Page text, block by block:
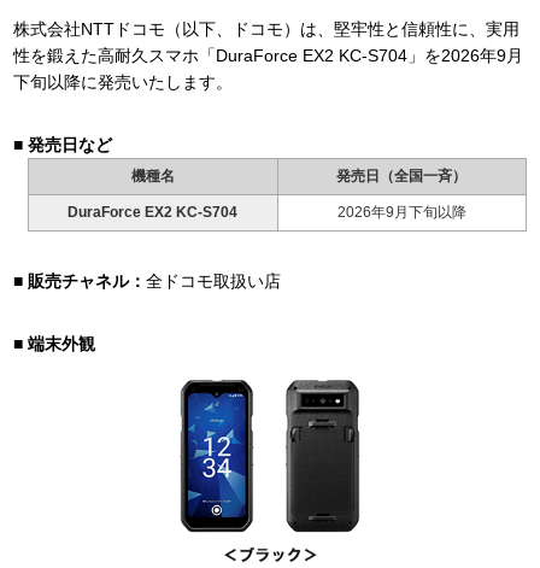
株式会社NTTドコモ（以下、ドコモ）は、堅牢性と信頼性に、実用
性を鍛えた高耐久スマホ「DuraForce EX2 KC-S704」を2026年9月
下旬以降に発売いたします。
発売日など
機種名 発売日（全国一斉）
DuraForce EX2 KC-S704 2026年9月下旬以降
販売チャネル： 全ドコモ取扱い店
端末外観